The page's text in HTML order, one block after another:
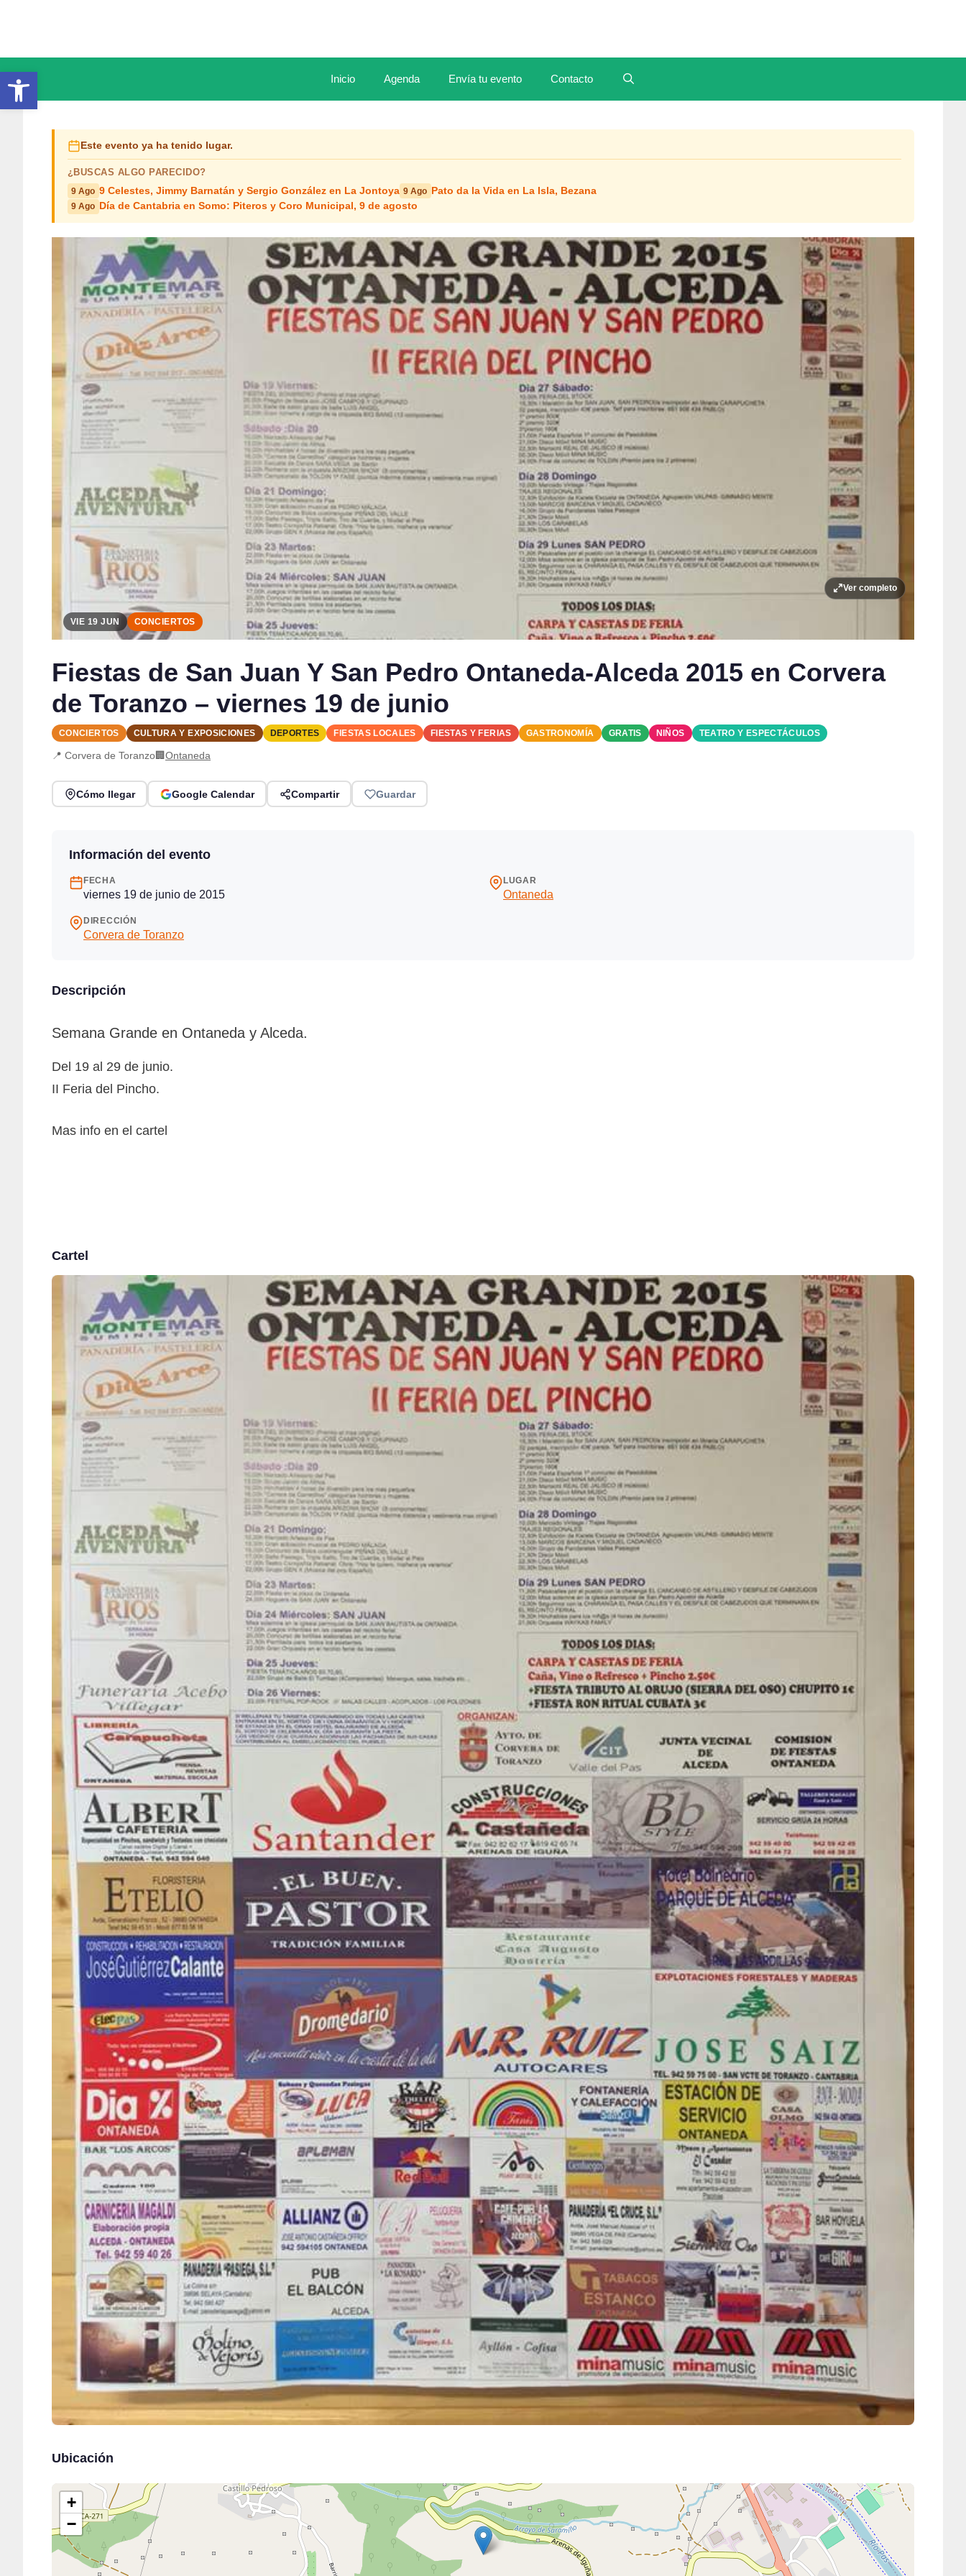
Abrir barra de herramientas Inicio Agenda Envía tu evento Contacto
Este evento ya ha tenido lugar.
¿BUSCAS ALGO PARECIDO?
9 Ago 9 Celestes, Jimmy Barnatán y Sergio González en La Jontoya 9 Ago Pato da la Vida en La Isla, Bezana
9 Ago Día de Cantabria en Somo: Piteros y Coro Municipal, 9 de agosto
Ver completo
VIE 19 JUN CONCIERTOS
Fiestas de San Juan Y San Pedro Ontaneda-Alceda 2015 en Corvera
de Toranzo – viernes 19 de junio
CONCIERTOS CULTURA Y EXPOSICIONES DEPORTES FIESTAS LOCALES FIESTAS Y FERIAS GASTRONOMÍA GRATIS NIÑOS TEATRO Y ESPECTÁCULOS
📍 Corvera de Toranzo🏢Ontaneda
Cómo llegar Google Calendar Compartir Guardar
Información del evento
FECHA
viernes 19 de junio de 2015
LUGAR
Ontaneda
DIRECCIÓN
Corvera de Toranzo
Descripción
Semana Grande en Ontaneda y Alceda.
Del 19 al 29 de junio.
II Feria del Pincho.
Mas info en el cartel
Cartel
Ubicación
+
−